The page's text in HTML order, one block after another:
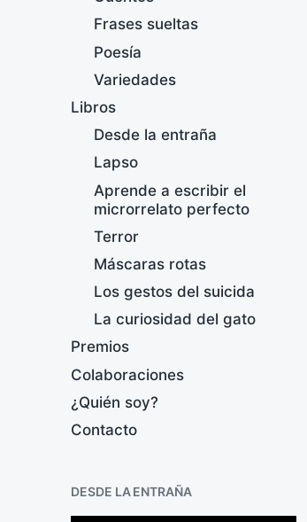
Frases sueltas
Poesía
Variedades
Libros
Desde la entraña
Lapso
Aprende a escribir el
microrrelato perfecto
Terror
Máscaras rotas
Los gestos del suicida
La curiosidad del gato
Premios
Colaboraciones
¿Quién soy?
Contacto
DESDE LA ENTRAÑA